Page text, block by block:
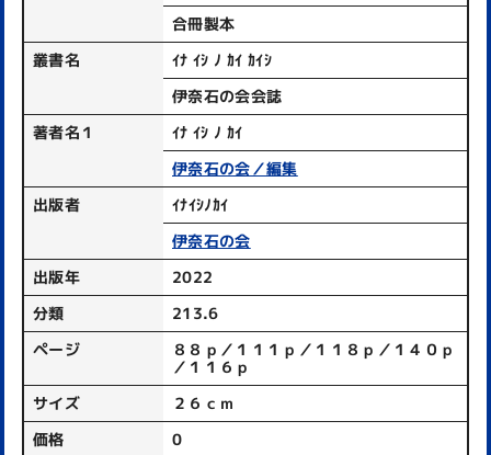
合冊製本
叢書名
ｲﾅ ｲｼ ﾉ ｶｲ ｶｲｼ
伊奈石の会会誌
著者名１
ｲﾅ ｲｼ ﾉ ｶｲ
伊奈石の会／編集
出版者
ｲﾅｲｼﾉｶｲ
伊奈石の会
出版年
2022
分類
213.6
ページ
８８ｐ／１１１ｐ／１１８ｐ／１４０ｐ
／１１６ｐ
サイズ
２６ｃｍ
価格
0